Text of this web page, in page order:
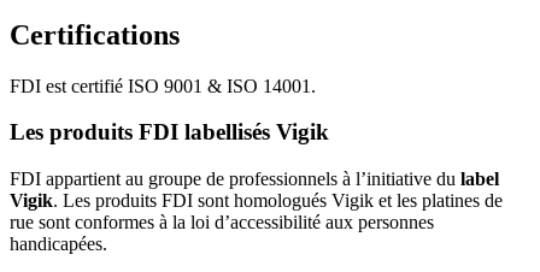
Certifications
FDI est certifié ISO 9001 & ISO 14001.
Les produits FDI labellisés Vigik
FDI appartient au groupe de professionnels à l’initiative du label
Vigik. Les produits FDI sont homologués Vigik et les platines de
rue sont conformes à la loi d’accessibilité aux personnes
handicapées.